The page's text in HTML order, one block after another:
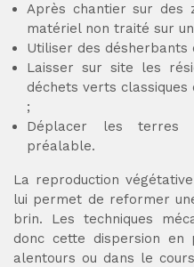
Après chantier sur des
matériel non traité sur
Utiliser des désherbants
Laisser sur site les
déchets verts
;
Déplacer les terres
préalable.
La reproduction
lui permet de reformer
brin. Les techniques
donc cette dispersion en
alentours ou dans le